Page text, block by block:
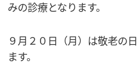
みの診療となります。
９月２０日（月）は敬老の
ます。